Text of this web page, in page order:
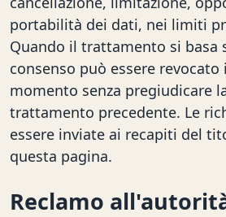
portabilità dei dati, nei limiti
Quando il trattamento si basa
consenso può essere revocato
momento senza pregiudicare
trattamento precedente. Le
essere inviate ai recapiti del
questa pagina.
Reclamo